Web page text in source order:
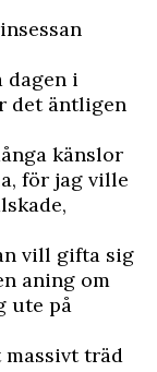
dagen i
det äntligen
känslor
för jag ville
vill gifta sig
aning om
ute på
massivt träd